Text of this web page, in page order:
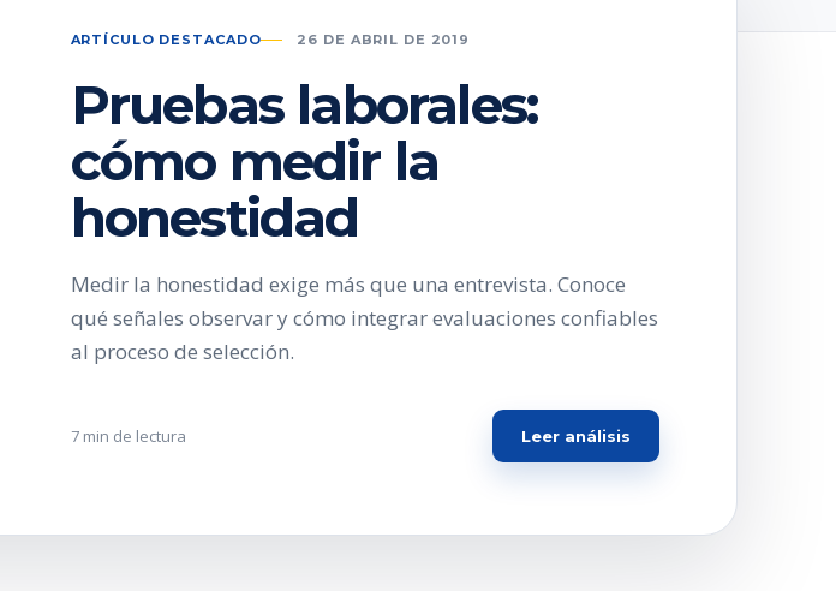
ARTÍCULO DESTACADO 26 DE ABRIL DE 2019
Pruebas laborales:
cómo medir la
honestidad
Medir la honestidad exige más que una entrevista. Conoce
qué señales observar y cómo integrar evaluaciones confiables
al proceso de selección.
7 min de lectura Leer análisis